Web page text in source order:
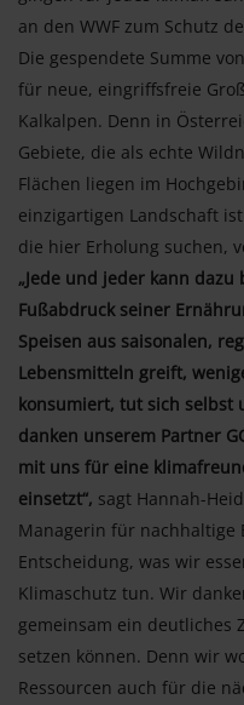
an den WWF zum Schutz
Die gespendete Summe
für neue, eingriffsfreie
Kalkalpen. Denn in
Gebiete, die als echte
Flächen liegen im
einzigartigen Landschaft
die hier Erholung suchen,
„Jede und jeder kann
Fußabdruck seiner
Speisen aus saisonalen,
Lebensmitteln greift,
konsumiert, tut sich selbst
danken unserem Partner
mit uns für eine
einsetzt“, sagt Hannah-
Managerin für nachhaltige
Entscheidung, was wir
Klimaschutz tun. Wir
gemeinsam ein deutliches
setzen können. Denn wir
Ressourcen auch für die